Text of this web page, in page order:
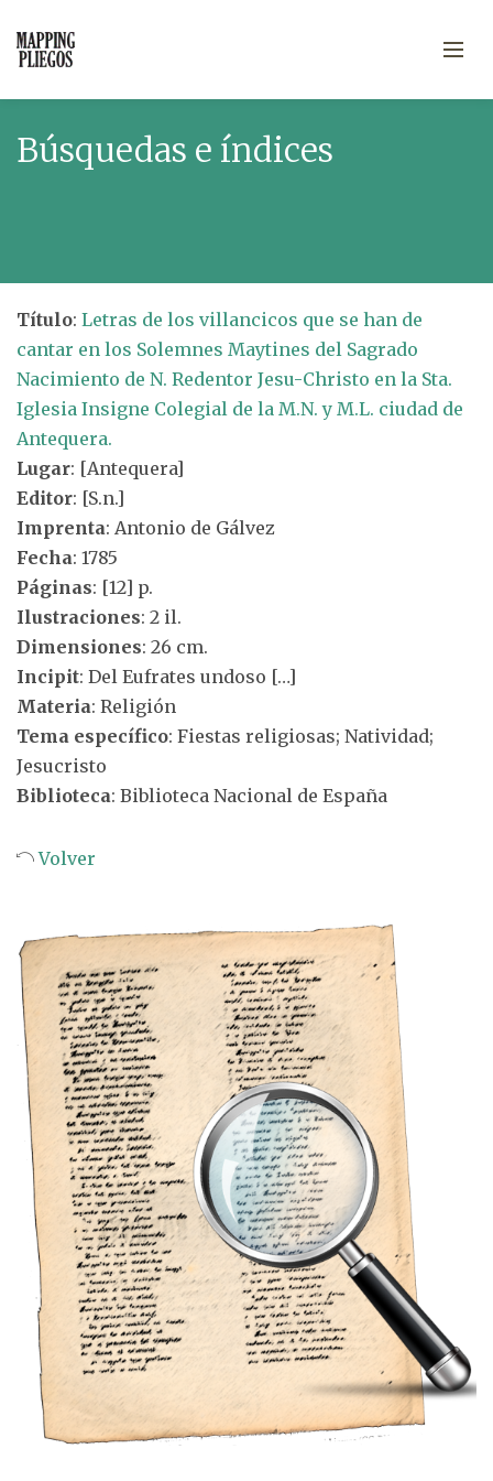
Búsquedas e índices
Título: Letras de los villancicos que se han de
cantar en los Solemnes Maytines del Sagrado
Nacimiento de N. Redentor Jesu-Christo en la Sta.
Iglesia Insigne Colegial de la M.N. y M.L. ciudad de
Antequera.
Lugar: [Antequera]
Editor: [S.n.]
Imprenta: Antonio de Gálvez
Fecha: 1785
Páginas: [12] p.
Ilustraciones: 2 il.
Dimensiones: 26 cm.
Incipit: Del Eufrates undoso […]
Materia: Religión
Tema específico: Fiestas religiosas; Natividad;
Jesucristo
Biblioteca: Biblioteca Nacional de España
Volver